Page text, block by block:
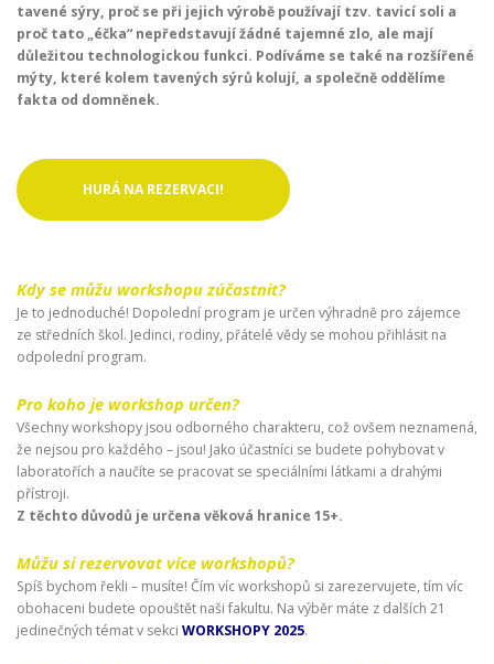
tavené sýry, proč se při jejich výrobě používají tzv. tavicí soli a
proč tato „éčka“ nepředstavují žádné tajemné zlo, ale mají
důležitou technologickou funkci. Podíváme se také na rozšířené
mýty, které kolem tavených sýrů kolují, a společně oddělíme
fakta od domněnek.
HURÁ NA REZERVACI!
Kdy se můžu workshopu zúčastnit?
Je to jednoduché! Dopolední program je určen výhradně pro zájemce
ze středních škol. Jedinci, rodiny, přátelé vědy se mohou přihlásit na
odpolední program.
Pro koho je workshop určen?
Všechny workshopy jsou odborného charakteru, což ovšem neznamená,
že nejsou pro každého – jsou! Jako účastníci se budete pohybovat v
laboratořích a naučíte se pracovat se speciálními látkami a drahými
přístroji.
Z těchto důvodů je určena věková hranice 15+.
Můžu si rezervovat více workshopů?
Spíš bychom řekli – musíte! Čím víc workshopů si zarezervujete, tím víc
obohaceni budete opouštět naši fakultu. Na výběr máte z dalších 21
jedinečných témat v sekci WORKSHOPY 2025.